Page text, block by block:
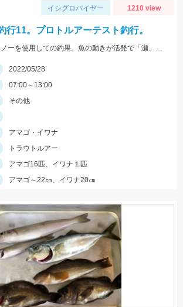
イシグロバイヤー 1210 view
行11。プロトルアーテスト釣行。
47ｍｍのシンキングミノーを使用しての釣果。魚の動きが活発で「瀬」での釣果が多い状況でした。
2022/05/28
07:00～13:00
その他
アマゴ・イワナ
トラウトルアー
アマゴ16匹、イワナ１匹
アマゴ～22㎝、イワナ20㎝